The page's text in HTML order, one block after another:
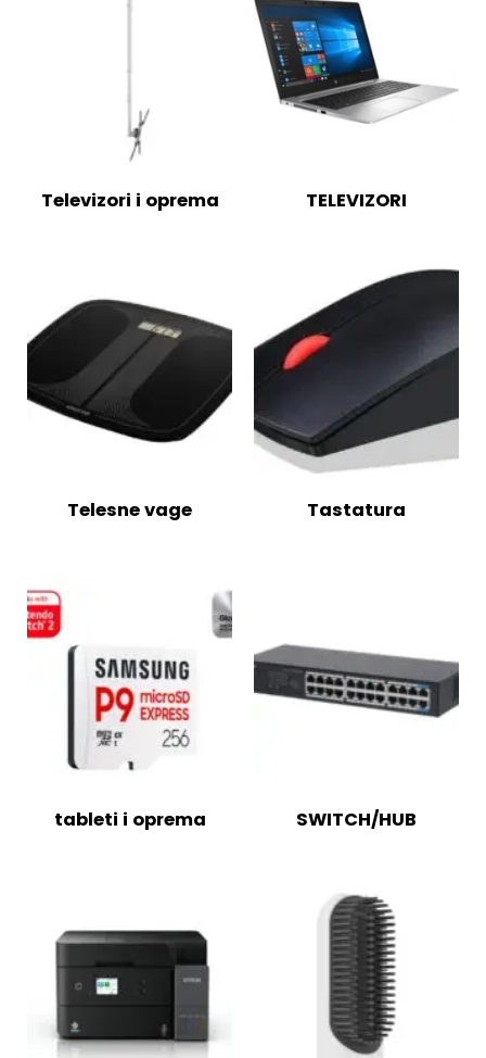
Televizori i oprema TELEVIZORI
Telesne vage Tastatura
tableti i oprema SWITCH/HUB